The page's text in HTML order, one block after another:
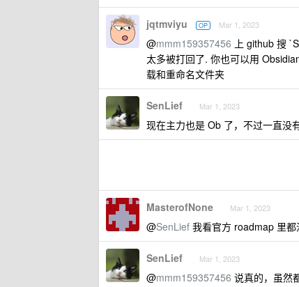
jqtmviyu OP Mar 1, 2023
@mmm159357456 上 github 搜
太多被打回了. 你也可以用
载和重命名文件夹
SenLief Mar 1, 2023
现在主力也是 Ob 了，不过一直没
MasterofNone Mar 1, 2023
@SenLief 我看官方 roadmap 里
SenLief Mar 1, 2023
@mmm159357456 说真的，虽然